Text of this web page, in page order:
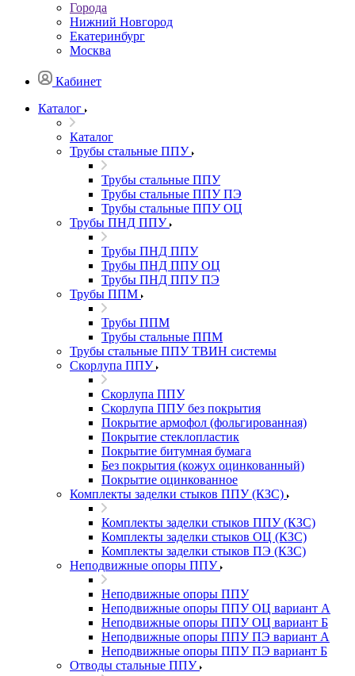
Города
Нижний Новгород
Екатеринбург
Москва
Кабинет
Каталог
Каталог
Трубы стальные ППУ
Трубы стальные ППУ
Трубы стальные ППУ ПЭ
Трубы стальные ППУ ОЦ
Трубы ПНД ППУ
Трубы ПНД ППУ
Трубы ПНД ППУ ОЦ
Трубы ПНД ППУ ПЭ
Трубы ППМ
Трубы ППМ
Трубы стальные ППМ
Трубы стальные ППУ ТВИН системы
Скорлупа ППУ
Скорлупа ППУ
Скорлупа ППУ без покрытия
Покрытие армофол (фольгированная)
Покрытие стеклопластик
Покрытие битумная бумага
Без покрытия (кожух оцинкованный)
Покрытие оцинкованное
Комплекты заделки стыков ППУ (КЗС)
Комплекты заделки стыков ППУ (КЗС)
Комплекты заделки стыков ОЦ (КЗС)
Комплекты заделки стыков ПЭ (КЗС)
Неподвижные опоры ППУ
Неподвижные опоры ППУ
Неподвижные опоры ППУ ОЦ вариант А
Неподвижные опоры ППУ ОЦ вариант Б
Неподвижные опоры ППУ ПЭ вариант А
Неподвижные опоры ППУ ПЭ вариант Б
Отводы стальные ППУ